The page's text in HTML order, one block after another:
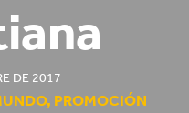
DE 2017
, PROMOCIÓN